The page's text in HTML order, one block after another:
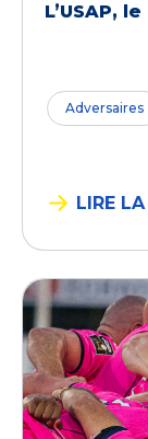
L’USAP,
Adversaires
LIRE